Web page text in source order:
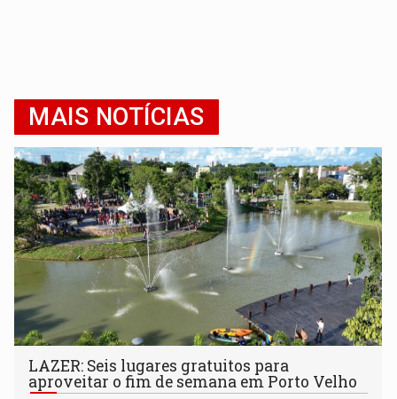
MAIS NOTÍCIAS
LAZER: Seis lugares gratuitos para
aproveitar o fim de semana em Porto Velho